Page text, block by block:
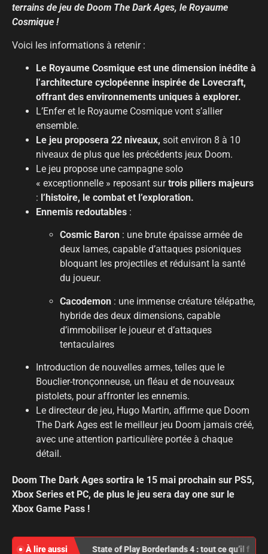
terrains de jeu de Doom The Dark Ages, le Royaume
Cosmique !
Voici les informations à retenir :
Le Royaume Cosmique est une dimension inédite à
l’architecture cyclopéenne inspirée de Lovecraft,
offrant des environnements uniques à explorer.
L’Enfer et le Royaume Cosmique vont s’allier
ensemble.
Le jeu proposera 22 niveaux, soit environ 8 à 10
niveaux de plus que les précédents jeux Doom.
Le jeu propose une campagne solo
« exceptionnelle » reposant surtrois piliers majeurs
: l’histoire, le combat et l’exploration.
Ennemis redoutables :
Cosmic Baron : une brute épaisse armée de
deux lames, capable d’attaques psioniques
bloquant les projectiles et réduisant la santé
du joueur.
Cacodemon : une immense créature télépathe,
hybride des deux dimensions, capable
d’immobiliser le joueur et d’attaques
tentaculaires
Introduction de nouvelles armes, telles que le
Bouclier-tronçonneuse, un fléau et de nouveaux
pistolets, pour affronter les ennemis.
Le directeur de jeu, Hugo Martin, affirme que Doom
The Dark Ages est le meilleur jeu Doom jamais créé,
avec une attention particulière portée à chaque
détail.
Doom The Dark Ages sortira le 15 mai prochain sur PS5,
Xbox Series et PC, de plus le jeu sera day one sur le
Xbox Game Pass !
À lire aussi State of Play Borderlands 4 : tout ce qu’il faut